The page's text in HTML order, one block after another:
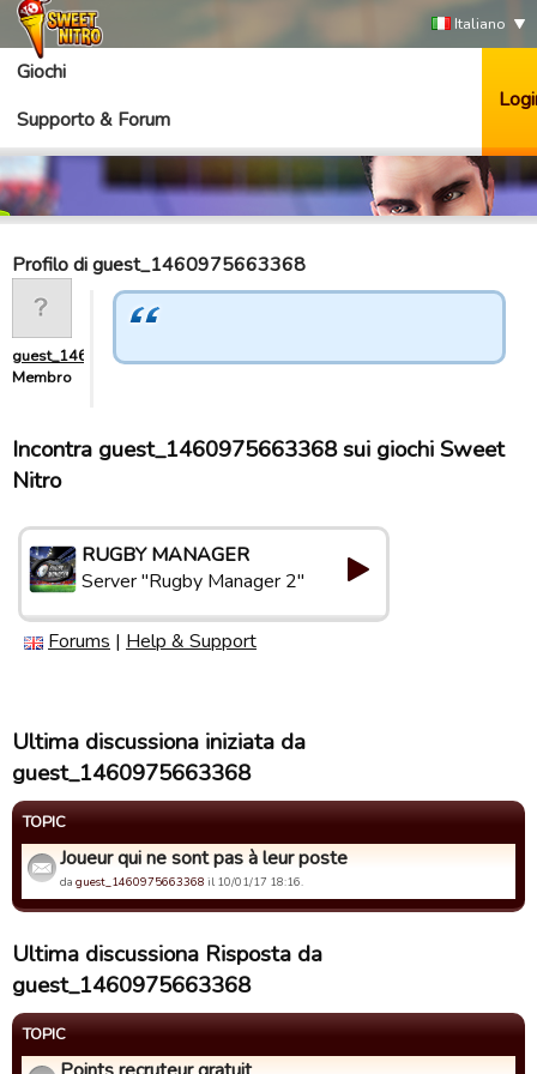
Italiano
Giochi
Supporto & Forum
Profilo di guest_1460975663368
guest_1460975663368
Membro
Incontra guest_1460975663368 sui giochi Sweet
Nitro
RUGBY MANAGER
Server "Rugby Manager 2"
Forums | Help & Support
Ultima discussiona iniziata da
guest_1460975663368
TOPIC
Joueur qui ne sont pas à leur poste
da guest_1460975663368 il 10/01/17 18:16.
Ultima discussiona Risposta da
guest_1460975663368
TOPIC